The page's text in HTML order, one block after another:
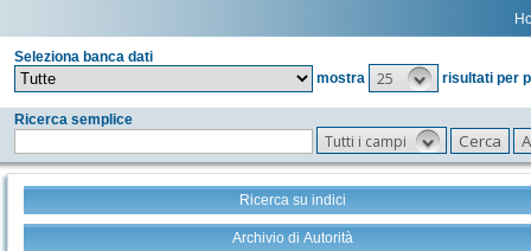
Seleziona banca dati
mostra
25 risultati per
Ricerca semplice
Tutti i campi
Ricerca su indici
Archivio di Autorità